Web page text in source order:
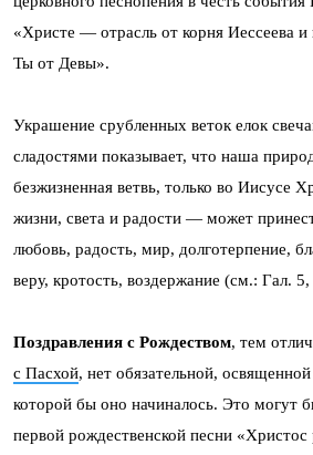
«Христе — отрасль от корня Иессеева и
Ты от Девы».
Украшение срубленных веток елок
сладостями показывает, что наша
безжизненная ветвь, только во Иисусе
жизни, света и радости — может
любовь, радость, мир, долготерпение,
веру, кротость, воздержание (см.: Гал.
Поздравления с Рождеством, тем
с Пасхой, нет обязательной,
которой бы оно начиналось. Это могут
первой рождественской песни «Христос